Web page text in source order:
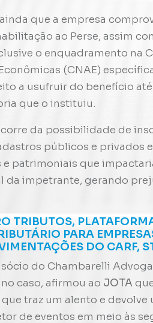
que a empresa
ao Perse, assim
o enquadramento na
(CNAE)
a usufruir do benefício
que o instituiu.
da possibilidade de
públicos e privados
e patrimoniais que
da impetrante, gerando
TRIBUTOS,
PARA
DO CARF,
do Chambarelli
caso, afirmou ao JOTA
traz um alento e devolve
de eventos em meio às